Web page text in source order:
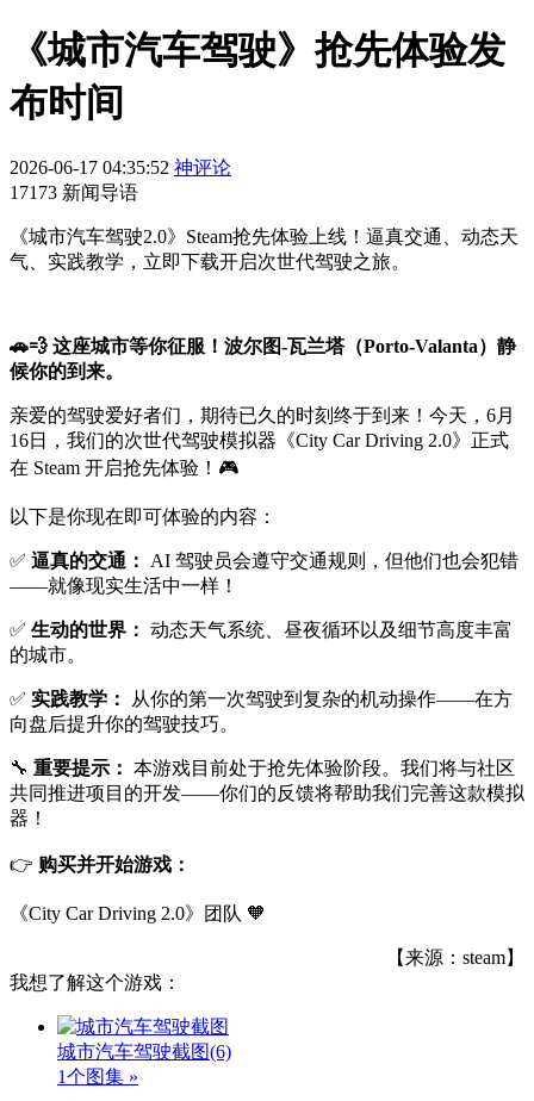
《城市汽车驾驶》抢先体验发
布时间
2026-06-17 04:35:52 神评论
17173 新闻导语
《城市汽车驾驶2.0》Steam抢先体验上线！逼真交通、动态天
气、实践教学，立即下载开启次世代驾驶之旅。
🚗💨 这座城市等你征服！波尔图-瓦兰塔（Porto-Valanta）静
候你的到来。
亲爱的驾驶爱好者们，期待已久的时刻终于到来！今天，6月
16日，我们的次世代驾驶模拟器《City Car Driving 2.0》正式
在 Steam 开启抢先体验！🎮
以下是你现在即可体验的内容：
✅ 逼真的交通：
AI 驾驶员会遵守交通规则，但他们也会犯错
——就像现实生活中一样！
✅ 生动的世界： 动态天气系统、昼夜循环以及细节高度丰富
的城市。
✅ 实践教学：
从你的第一次驾驶到复杂的机动操作——在方
向盘后提升你的驾驶技巧。
🔧 重要提示： 本游戏目前处于抢先体验阶段。我们将与社区
共同推进项目的开发——你们的反馈将帮助我们完善这款模拟
器！
👉 购买并开始游戏：
《City Car Driving 2.0》团队 🧡
【来源：steam】
我想了解这个游戏：
城市汽车驾驶截图(6)
1个图集 »